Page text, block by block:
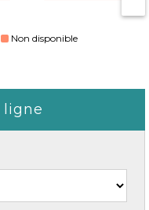
Non disponible
ligne